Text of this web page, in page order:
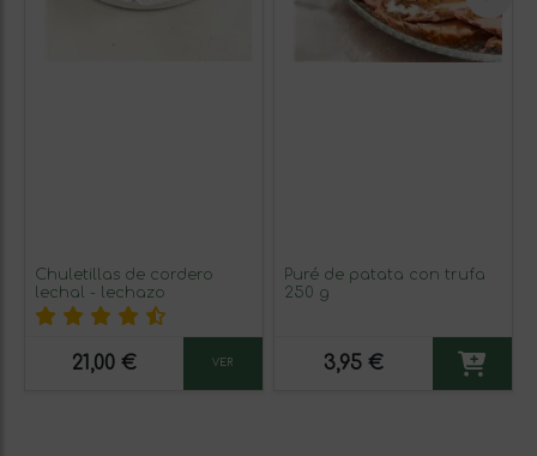
Chuletillas de cordero
lechal - lechazo
21,00 € VER
Puré de patata con trufa
250 g
3,95 €